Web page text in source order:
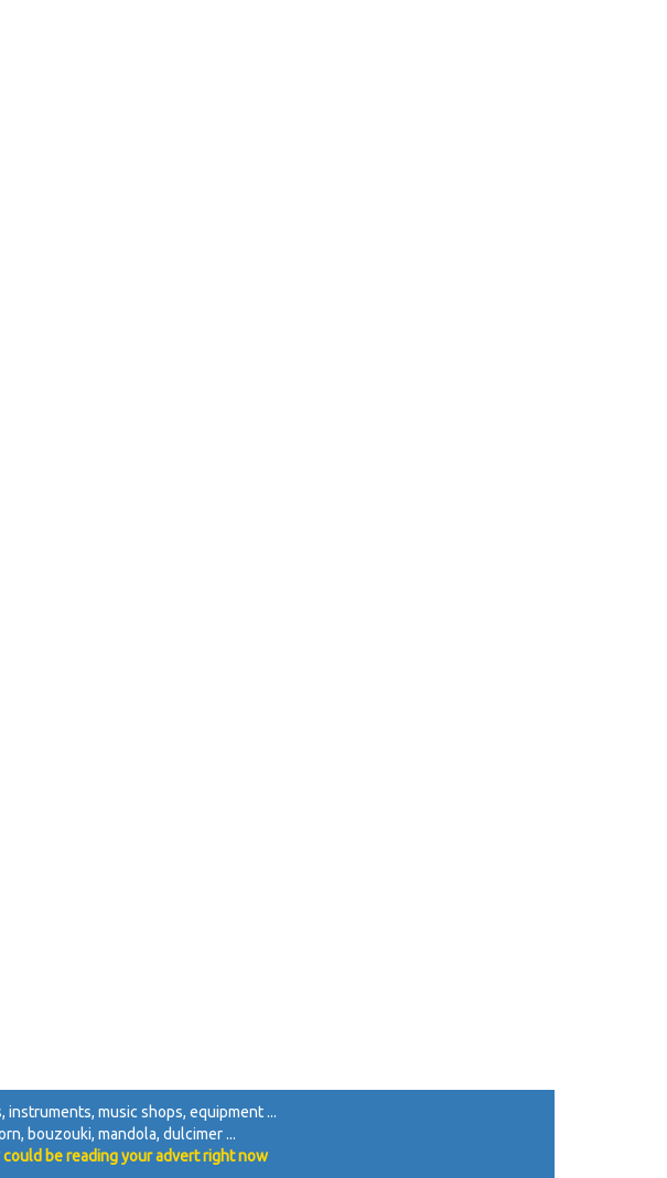
FE "F#"F4 | "B"B2D2 "F#"C2F2 | "C#7"AG FE "F#"F4 | "B"D2F2
cruz_ mor_reu, Rei-naem glÃ³-ria lÃ¡ no cÃ©u.
E do mal me res-guar-dar.
DÃ¡-me go-zo, vi-dae paz.
Sem-pre fir-meem seu a-mor!
instruments, music shops, equipment ...
bouzouki, mandola, dulcimer ...
be reading your advert right now